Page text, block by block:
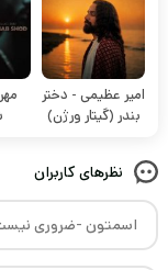
امیر عظیمی - دختر
بندر (گیتار ورژن)
نظرهای کاربران